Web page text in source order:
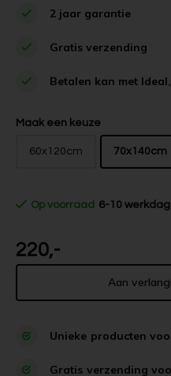
2 jaar garantie
Gratis verzending
Betalen kan met
Maak een keuze
60x120cm 70x140cm
Op voorraad 6-10
220,-
Aan
Unieke producten
Gratis verzending